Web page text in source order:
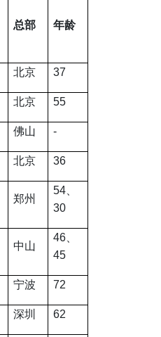
总部 年龄
北京 37
北京 55
佛山 -
北京 36
郑州
54
30
中山
46
45
宁波 72
深圳 62